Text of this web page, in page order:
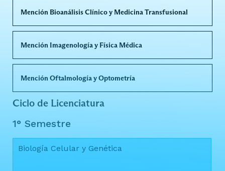
Mención Bioanálisis Clínico y Medicina Transfusional
Mención Imagenología y Física Médica
Mención Oftalmología y Optometría
Ciclo de Licenciatura
1° Semestre
Biología Celular y Genética